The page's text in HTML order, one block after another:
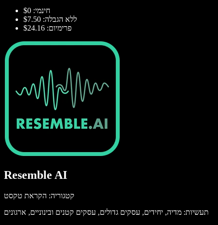
חינמי: $0
ללא הגבלה: $7.50
פרימיום: $24.16
Resemble AI
קטגוריה: הקראת טקסט
תעשיות: מדיה, יחידים, עסקים גדולים, עסקים קטנים ובינוניים, ארגונים